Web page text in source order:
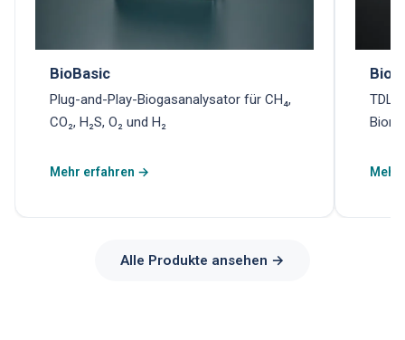
BioBasic
Plug-and-Play-Biogasanalysator für CH₄,
CO₂, H₂S, O₂ und H₂
Mehr erfahren →
Alle Produkte ansehen →